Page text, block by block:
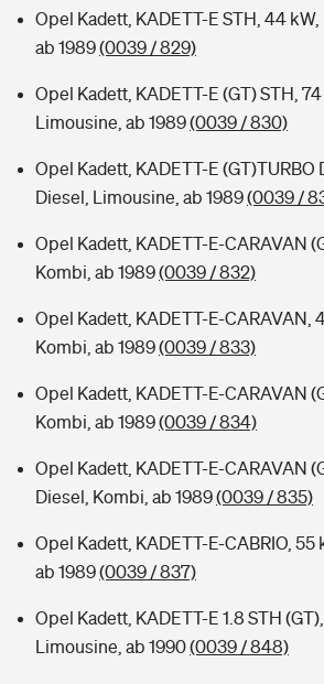
Opel Kadett, KADETT-E STH, 44
ab 1989(0039 / 829)
Opel Kadett, KADETT-E (GT) STH, 74
Limousine, ab 1989(0039 / 830)
Opel Kadett, KADETT-E (GT)TURBO
Diesel, Limousine, ab 1989(0039 /
Opel Kadett, KADETT-E-CARAVAN
Kombi, ab 1989(0039 / 832)
Opel Kadett, KADETT-E-CARAVAN,
Kombi, ab 1989(0039 / 833)
Opel Kadett, KADETT-E-CARAVAN
Kombi, ab 1989(0039 / 834)
Opel Kadett, KADETT-E-CARAVAN
Diesel, Kombi, ab 1989(0039 / 835)
Opel Kadett, KADETT-E-CABRIO, 55
ab 1989(0039 / 837)
Opel Kadett, KADETT-E 1.8 STH
Limousine, ab 1990(0039 / 848)